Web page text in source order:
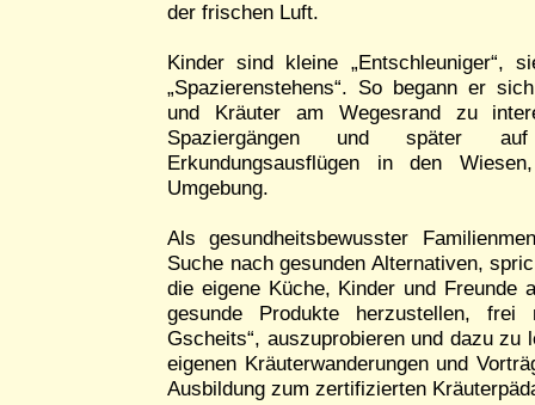
der frischen Luft.
Kinder sind kleine „Entschleuniger“,
„Spazierenstehens“. So begann er
und Kräuter am Wegesrand zu
Spaziergängen und später auf
Erkundungsausflügen in den
Umgebung.
Als gesundheitsbewusster
Suche nach gesunden Alternativen,
die eigene Küche, Kinder und Freunde
gesunde Produkte herzustellen,
Gscheits“, auszuprobieren und dazu zu
eigenen Kräuterwanderungen und
Ausbildung zum zertifizierten